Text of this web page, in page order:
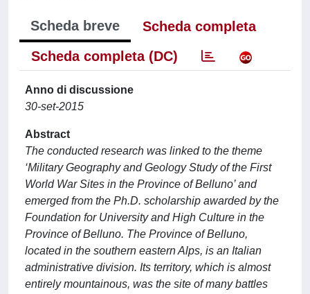
Scheda breve
Scheda completa
Scheda completa (DC)
Anno di discussione
30-set-2015
Abstract
The conducted research was linked to the theme
‘Military Geography and Geology Study of the First
World War Sites in the Province of Belluno’ and
emerged from the Ph.D. scholarship awarded by the
Foundation for University and High Culture in the
Province of Belluno. The Province of Belluno,
located in the southern eastern Alps, is an Italian
administrative division. Its territory, which is almost
entirely mountainous, was the site of many battles